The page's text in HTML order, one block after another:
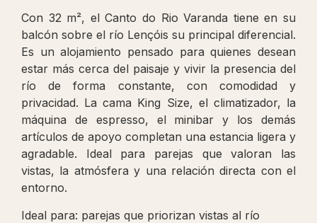
Con 32 m², el Canto do Rio Varanda tiene en su
balcón sobre el río Lençóis su principal diferencial.
Es un alojamiento pensado para quienes desean
estar más cerca del paisaje y vivir la presencia del
río de forma constante, con comodidad y
privacidad. La cama King Size, el climatizador, la
máquina de espresso, el minibar y los demás
artículos de apoyo completan una estancia ligera y
agradable. Ideal para parejas que valoran las
vistas, la atmósfera y una relación directa con el
entorno.
Ideal para: parejas que priorizan vistas al río